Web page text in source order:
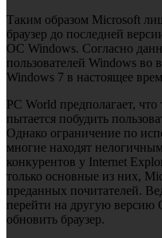
Таким образом Microsoft
браузер до последней
ОС Windows. Согласно
пользователей Windows во
Windows 7 в настоящее
PC World предполагает,
пытается побудить
Однако ограничение по
многие находят
конкурентов у Internet
только основные из них,
преданных почитателей.
перейти на другую версию
обновить браузер.